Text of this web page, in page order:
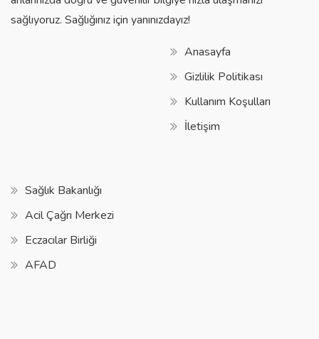
sağlıyoruz. Sağlığınız için yanınızdayız!
Anasayfa
Gizlilik Politikası
Kullanım Koşulları
İletişim
Sağlık Bakanlığı
Acil Çağrı Merkezi
Eczacılar Birliği
AFAD